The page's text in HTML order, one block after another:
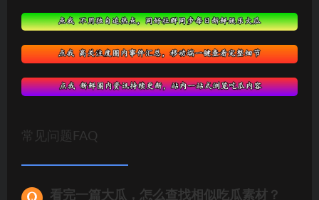
常见问题FAQ
看完一篇大瓜，怎么查找相似吃瓜素材？